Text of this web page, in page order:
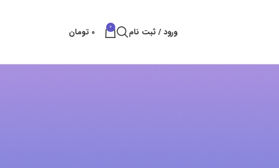
ورود / ثبت نام 0
0 تومان